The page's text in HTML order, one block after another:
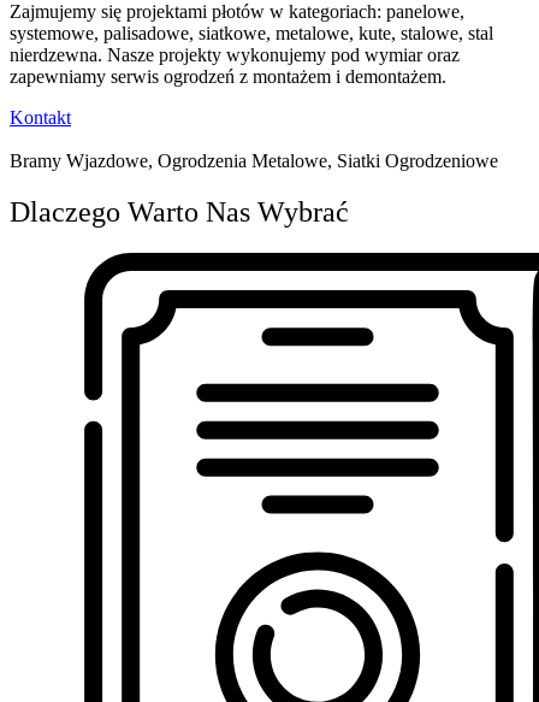
Zajmujemy się projektami płotów w kategoriach: panelowe,
systemowe, palisadowe, siatkowe, metalowe, kute, stalowe, stal
nierdzewna. Nasze projekty wykonujemy pod wymiar oraz
zapewniamy serwis ogrodzeń z montażem i demontażem.
Kontakt
Bramy Wjazdowe, Ogrodzenia Metalowe, Siatki Ogrodzeniowe
Dlaczego Warto Nas Wybrać